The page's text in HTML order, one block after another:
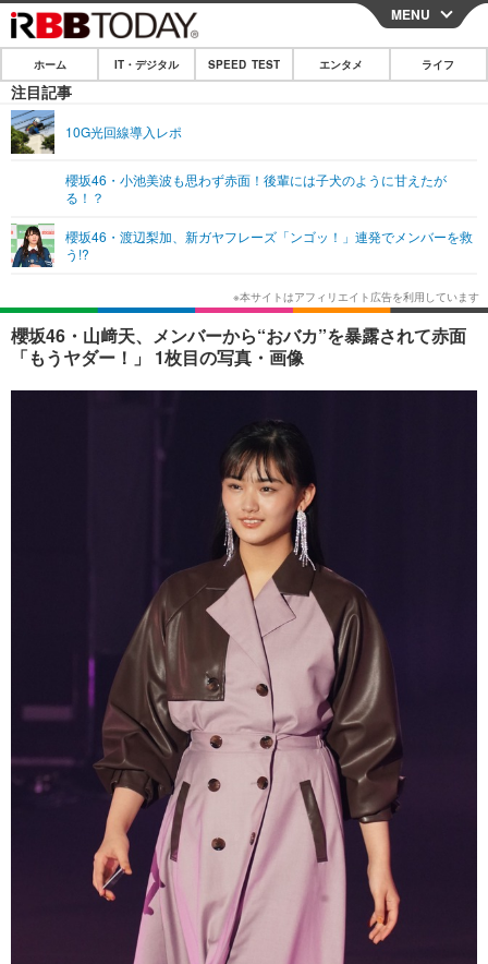
CLOSE
ホーム
IT・デジタル
ショッピング その他
エンタメTOP
韓国・芸能
音楽 スポーツ
ライフ
ライフTOP グルメ
ペット ショッピング
その他
リリース一覧
プッシュ通知の停止方法
MENU
ホーム IT・デジタル SPEED TEST エンタメ ライフ
注目記事
10G光回線導入レポ
櫻坂46・小池美波も思わず赤面！後輩には子犬のように甘えたが
る！？
櫻坂46・渡辺梨加、新ガヤフレーズ「ンゴッ！」連発でメンバーを救
う!?
櫻坂46・山﨑天、メンバーから“おバカ”を暴露されて赤面
「もうヤダー！」 1枚目の写真・画像